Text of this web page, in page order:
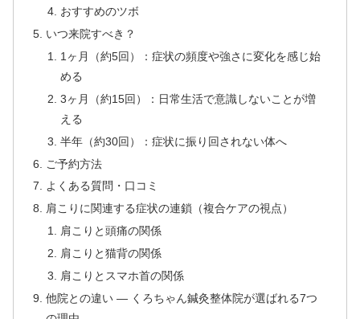
おすすめのツボ
いつ来院すべき？
1ヶ月（約5回）：症状の頻度や強さに変化を感じ始
める
3ヶ月（約15回）：日常生活で意識しないことが増
える
半年（約30回）：症状に振り回されない体へ
ご予約方法
よくある質問・口コミ
肩こりに関連する症状の連鎖（複合ケアの視点）
肩こりと頭痛の関係
肩こりと猫背の関係
肩こりとスマホ首の関係
他院との違い — くろちゃん鍼灸整体院が選ばれる7つ